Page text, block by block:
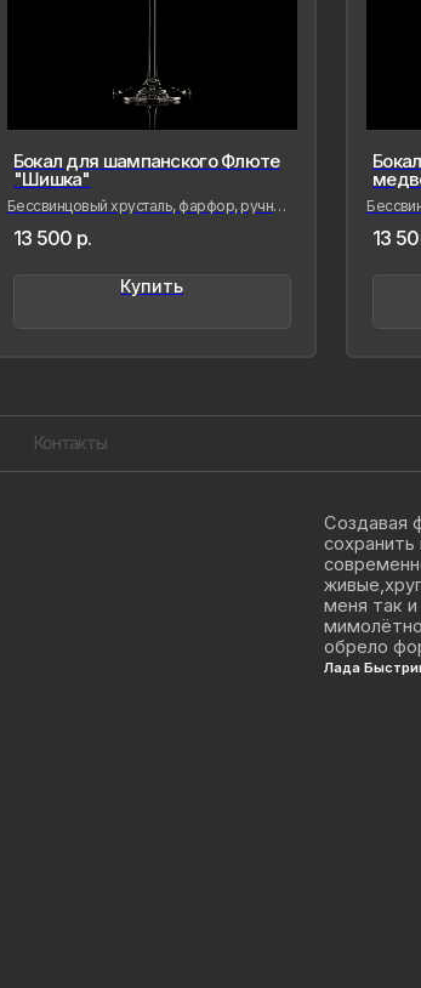
"Шишка"
Бессвинцовый хрусталь, фарфор, ручная
лепка и роспись
13 500р.
роспись
13 500
сохранить в нём мгновения
живые,хрупкие, значимые
меня так и моего
обрело форму…